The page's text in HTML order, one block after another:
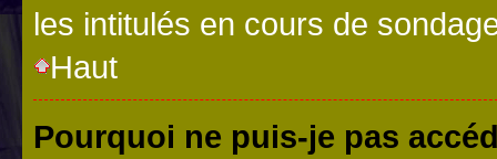
les intitulés en cours de
Haut
Pourquoi ne puis-je pas